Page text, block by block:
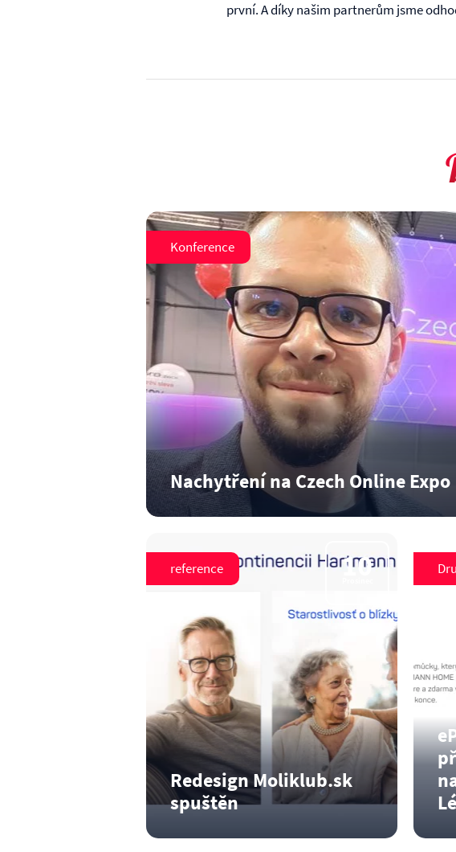
první. A díky našim partnerům jsme
Konference
Nachytření na Czech Online Expo
Navštívili jsme Czech Online Expo. A jak bylo? To si…
10
reference
Redesign Moliklub.sk
spuštěn